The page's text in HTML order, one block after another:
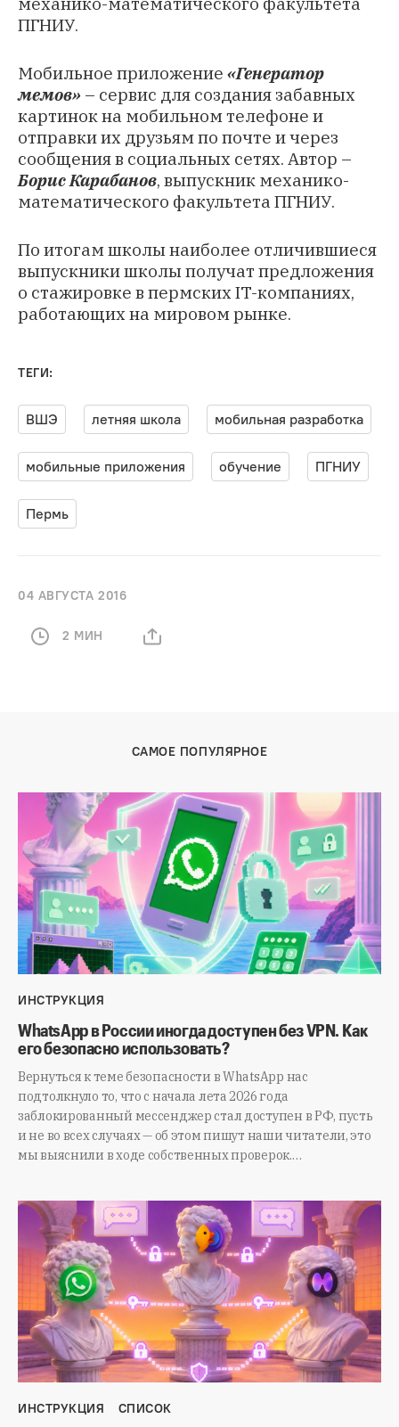
ПГНИУ.
Мобильное приложение «Генератор
мемов» – сервис для создания забавных
картинок на мобильном телефоне и
отправки их друзьям по почте и через
сообщения в социальных сетях. Автор –
Борис Карабанов, выпускник механико-
математического факультета ПГНИУ.
По итогам школы наиболее отличившиеся
выпускники школы получат предложения
о стажировке в пермских IT-компаниях,
работающих на мировом рынке.
ТЕГИ:
ВШЭ летняя школа мобильная разработка
мобильные приложения обучение ПГНИУ
Пермь
04 АВГУСТА 2016
2 МИН
САМОЕ ПОПУЛЯРНОЕ
ИНСТРУКЦИЯ
WhatsApp в России иногда доступен без VPN. Как
его безопасно использовать?
Вернуться к теме безопасности в WhatsApp нас
подтолкнуло то, что с начала лета 2026 года
заблокированный мессенджер стал доступен в РФ, пусть
и не во всех случаях — об этом пишут наши читатели, это
мы выяснили в ходе собственных проверок.…
ИНСТРУКЦИЯ СПИСОК